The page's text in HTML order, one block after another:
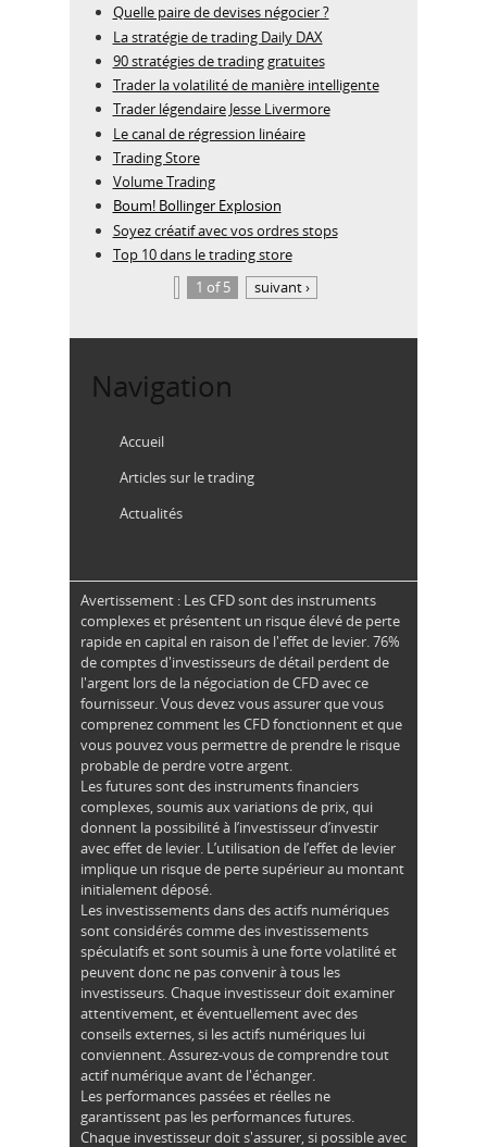
Quelle paire de devises négocier ?
La stratégie de trading Daily DAX
90 stratégies de trading gratuites
Trader la volatilité de manière intelligente
Trader légendaire Jesse Livermore
Le canal de régression linéaire
Trading Store
Volume Trading
Boum! Bollinger Explosion
Soyez créatif avec vos ordres stops
Top 10 dans le trading store
1 of 5
suivant ›
Navigation
Accueil
Articles sur le trading
Actualités
Avertissement : Les CFD sont des instruments
complexes et présentent un risque élevé de perte
rapide en capital en raison de l'effet de levier. 76%
de comptes d'investisseurs de détail perdent de
l'argent lors de la négociation de CFD avec ce
fournisseur. Vous devez vous assurer que vous
comprenez comment les CFD fonctionnent et que
vous pouvez vous permettre de prendre le risque
probable de perdre votre argent.
Les futures sont des instruments financiers
complexes, soumis aux variations de prix, qui
donnent la possibilité à l’investisseur d’investir
avec effet de levier. L’utilisation de l’effet de levier
implique un risque de perte supérieur au montant
initialement déposé.
Les investissements dans des actifs numériques
sont considérés comme des investissements
spéculatifs et sont soumis à une forte volatilité et
peuvent donc ne pas convenir à tous les
investisseurs. Chaque investisseur doit examiner
attentivement, et éventuellement avec des
conseils externes, si les actifs numériques lui
conviennent. Assurez-vous de comprendre tout
actif numérique avant de l'échanger.
Les performances passées et réelles ne
garantissent pas les performances futures.
Chaque investisseur doit s'assurer, si possible avec